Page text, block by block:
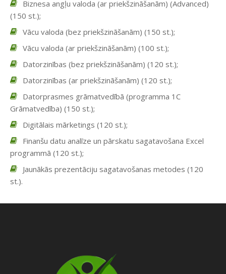
Biznesa angļu valoda (ar priekšzināšanām) (Advanced)
(150 st.);
Vācu valoda (bez priekšzināšanām) (150 st.);
Vācu valoda (ar priekšzināšanām) (100 st.);
Datorzinības (bez priekšzināšanām) (120 st.);
Datorzinības (ar priekšzināšanām) (120 st.);
Datorprasmes grāmatvedībā (programma 1C
Grāmatvedība) (150 st.);
Digitālais mārketings (120 st.);
Finanšu datu analīze un pārskatu sagatavošana Excel
programmā (120 st.);
Jaunākās prezentāciju sagatavošanas metodes (120
st.).